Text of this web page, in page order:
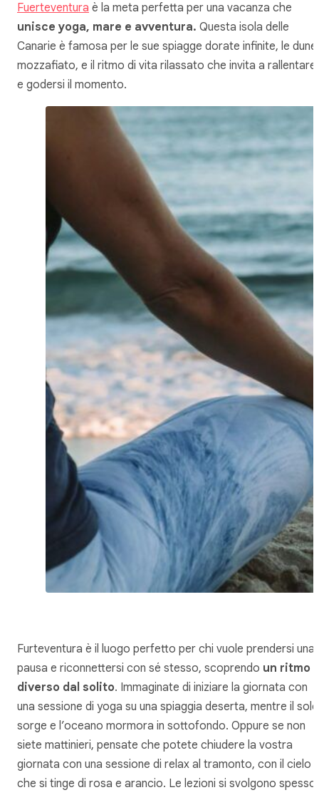
Fuerteventura è la meta perfetta per una vacanza che
unisce yoga, mare e avventura. Questa isola delle
Canarie è famosa per le sue spiagge dorate infinite, le dune
mozzafiato, e il ritmo di vita rilassato che invita a rallentare
e godersi il momento.
Furteventura è il luogo perfetto per chi vuole prendersi una
pausa e riconnettersi con sé stesso, scoprendo un ritmo
diverso dal solito. Immaginate di iniziare la giornata con
una sessione di yoga su una spiaggia deserta, mentre il sole
sorge e l’oceano mormora in sottofondo. Oppure se non
siete mattinieri, pensate che potete chiudere la vostra
giornata con una sessione di relax al tramonto, con il cielo
che si tinge di rosa e arancio. Le lezioni si svolgono spesso